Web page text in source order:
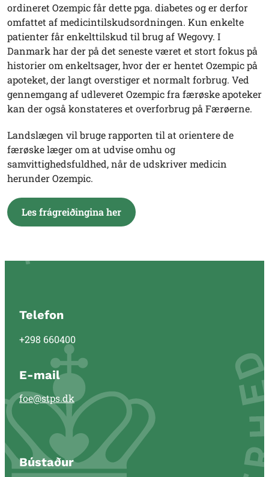
ordineret Ozempic får dette pga. diabetes og er derfor
omfattet af medicintilskudsordningen. Kun enkelte
patienter får enkelttilskud til brug af Wegovy. I
Danmark har der på det seneste været et stort fokus på
historier om enkeltsager, hvor der er hentet Ozempic på
apoteket, der langt overstiger et normalt forbrug. Ved
gennemgang af udleveret Ozempic fra færøske apoteker
kan der også konstateres et overforbrug på Færøerne.
Landslægen vil bruge rapporten til at orientere de
færøske læger om at udvise omhu og
samvittighedsfuldhed, når de udskriver medicin
herunder Ozempic.
Les frágreiðingina her
Telefon
+298 660400
E-mail
foe@stps.dk
Bústaður